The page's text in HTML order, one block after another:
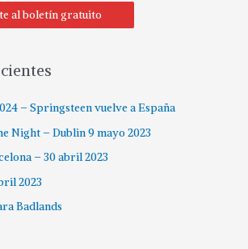
al boletín gratuito
– Springsteen vuelve a España
Night – Dublin 9 mayo 2023
– 30 abril 2023
2023
Badlands